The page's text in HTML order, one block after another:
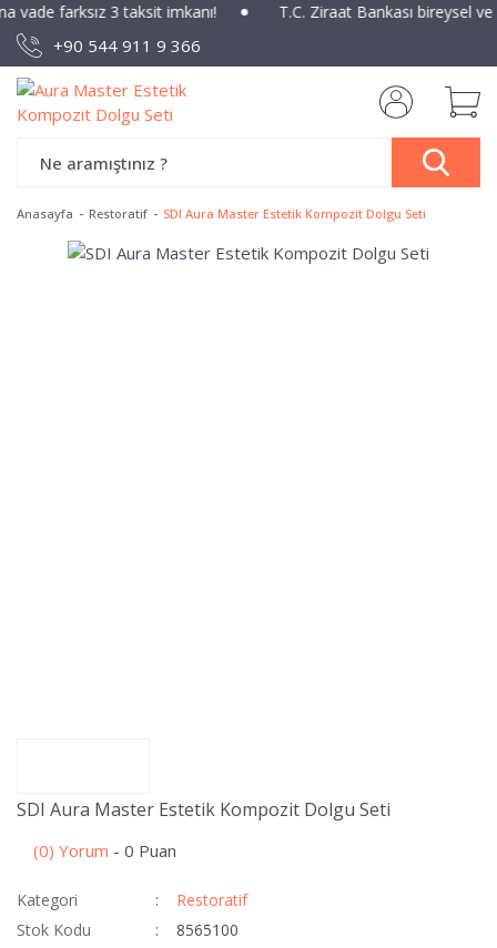
vade farksız 3 taksit imkanı! T.C. Ziraat Bankası bireysel
+90 544 911 9 366
Anasayfa Restoratif SDI Aura Master Estetik Kompozit Dolgu Seti
SDI Aura Master Estetik Kompozit Dolgu Seti
(0) Yorum - 0 Puan
Kategori
Restoratif
Stok Kodu
8565100